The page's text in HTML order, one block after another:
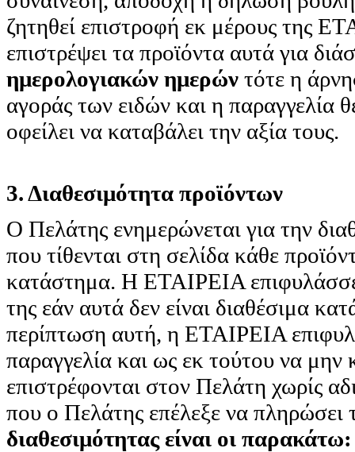
ζητηθεί επιστροφή εκ μέρους της
επιστρέψει τα προϊόντα αυτά για
ημερολογιακών ημερών τότε η
αγοράς των ειδών και η παραγγελία
οφείλει να καταβάλει την αξία τους.
3. Διαθεσιμότητα προϊόντων
Ο Πελάτης ενημερώνεται για την
που τίθενται στη σελίδα κάθε
κατάστημα. Η ΕΤΑΙΡΕΙΑ
της εάν αυτά δεν είναι διαθέσιμα
περίπτωση αυτή, η ΕΤΑΙΡΕΙΑ
παραγγελία και ως εκ τούτου να
επιστρέφονται στον Πελάτη χωρίς
που ο Πελάτης επέλεξε να πληρώσει
διαθεσιμότητας είναι οι παρακάτω: